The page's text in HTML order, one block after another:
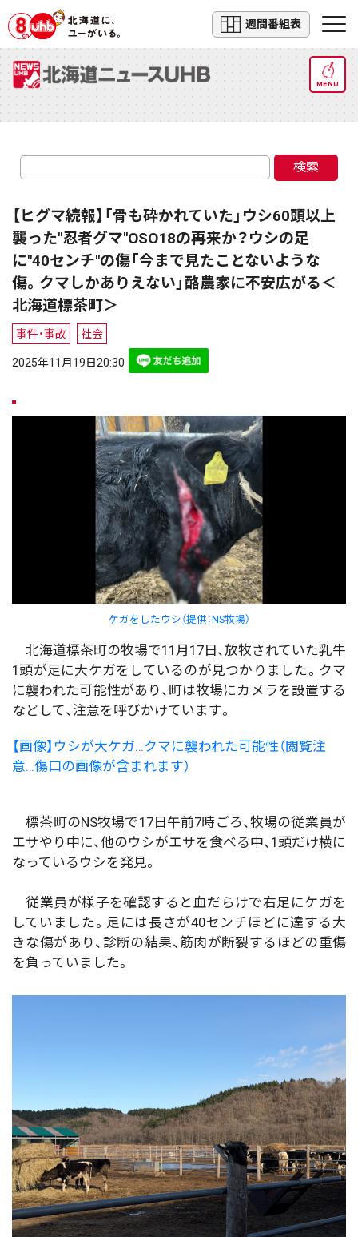
週間番組表
MENU
検索
【ヒグマ続報】「骨も砕かれていた」ウシ60頭以上
襲った"忍者グマ"OSO18の再来か？ウシの足
に"40センチ"の傷「今まで見たことないような
傷。クマしかありえない」酪農家に不安広がる＜
北海道標茶町＞
事件・事故 社会
2025年11月19日20:30
ケガをしたウシ（提供：NS牧場）
北海道標茶町の牧場で11月17日、放牧されていた乳牛
1頭が足に大ケガをしているのが見つかりました。クマ
に襲われた可能性があり、町は牧場にカメラを設置する
などして、注意を呼びかけています。
【画像】ウシが大ケガ…クマに襲われた可能性（閲覧注
意…傷口の画像が含まれます）
標茶町のNS牧場で17日午前7時ごろ、牧場の従業員が
エサやり中に、他のウシがエサを食べる中、1頭だけ横に
なっているウシを発見。
従業員が様子を確認すると血だらけで右足にケガを
していました。足には長さが40センチほどに達する大
きな傷があり、診断の結果、筋肉が断裂するほどの重傷
を負っていました。